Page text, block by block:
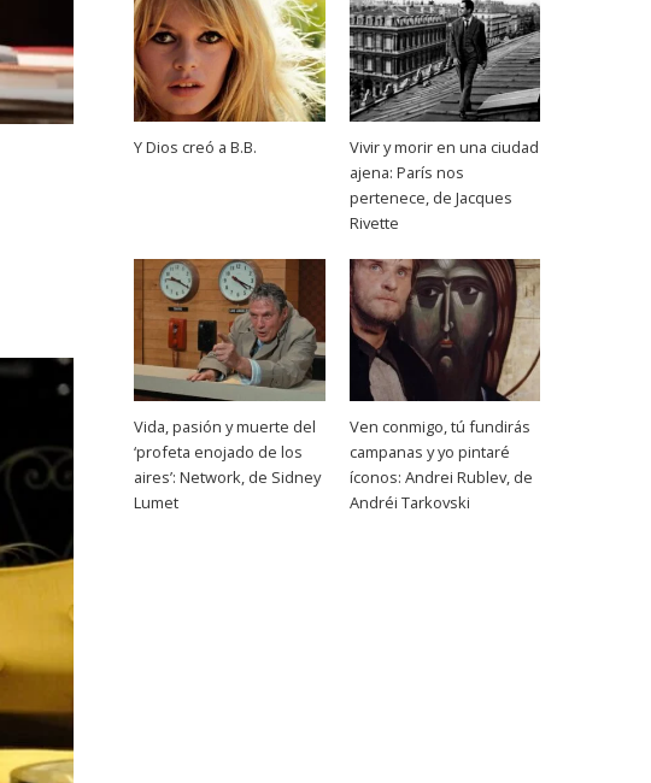
Y Dios creó a B.B.
Vivir y morir en una ciudad
ajena: París nos
pertenece, de Jacques
Rivette
Vida, pasión y muerte del
‘profeta enojado de los
aires’: Network, de Sidney
Lumet
Ven conmigo, tú fundirás
campanas y yo pintaré
íconos: Andrei Rublev, de
Andréi Tarkovski